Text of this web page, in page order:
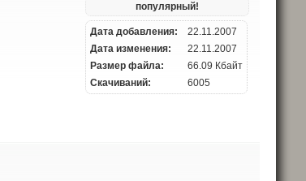
популярный!
Дата добавления:
22.11.2007
Дата изменения:
22.11.2007
Размер файла:
66.09 Кбайт
Скачиваний:
6005